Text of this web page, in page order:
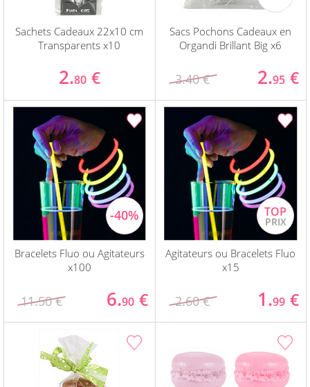
Sachets Cadeaux 22x10 cm
Transparents x10
2.80 €
Sacs Pochons Cadeaux en
Organdi Brillant Big x6
3.40 € 2.95 €
Bracelets Fluo ou Agitateurs
x100
11.50 € 6.90 €
Agitateurs ou Bracelets Fluo
x15
2.60 € 1.99 €